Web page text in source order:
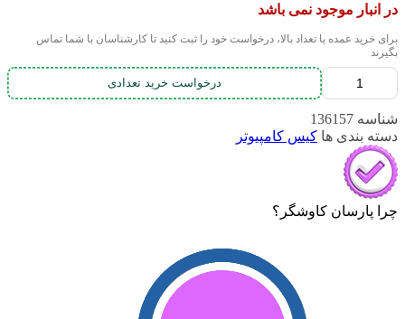
در انبار موجود نمی باشد
برای خرید عمده یا تعداد بالا، درخواست خود را ثبت کنید تا کارشناسان با شما تماس
بگیرند
درخواست خرید تعدادی
شناسه 136157
دسته بندی ها کیس کامپیوتر
چرا پارسان کاوشگر؟